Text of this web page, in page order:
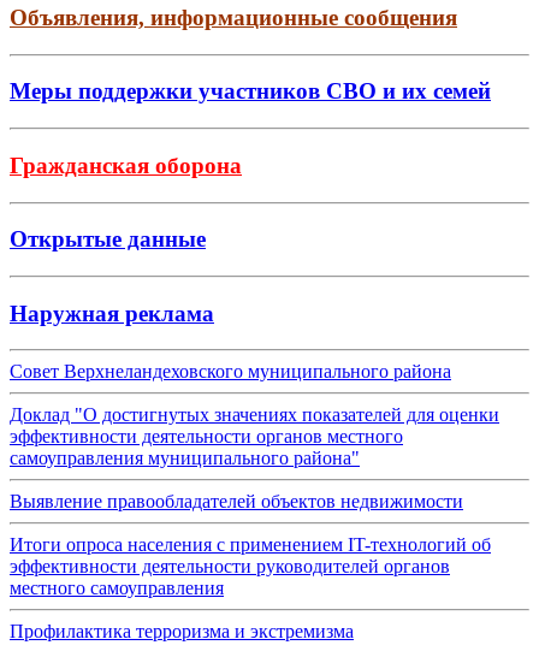
Объявления, информационные сообщения
Меры поддержки участников СВО и их семей
Гражданская оборона
Открытые данные
Наружная реклама
Совет Верхнеландеховского муниципального района
Доклад "О достигнутых значениях показателей для оценки
эффективности деятельности органов местного
самоуправления муниципального района"
Выявление правообладателей объектов недвижимости
Итоги опроса населения с применением IT-технологий об
эффективности деятельности руководителей органов
местного самоуправления
Профилактика терроризма и экстремизма